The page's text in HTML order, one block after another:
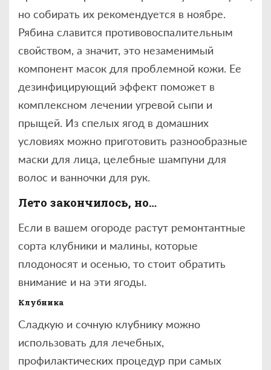
но собирать их рекомендуется в ноябре.
Рябина славится противовоспалительным
свойством, а значит, это незаменимый
компонент масок для проблемной кожи. Ее
дезинфицирующий эффект поможет в
комплексном лечении угревой сыпи и
прыщей. Из спелых ягод в домашних
условиях можно приготовить разнообразные
маски для лица, целебные шампуни для
волос и ванночки для рук.
Лето закончилось, но…
Если в вашем огороде растут ремонтантные
сорта клубники и малины, которые
плодоносят и осенью, то стоит обратить
внимание и на эти ягоды.
Клубника
Сладкую и сочную клубнику можно
использовать для лечебных,
профилактических процедур при самых